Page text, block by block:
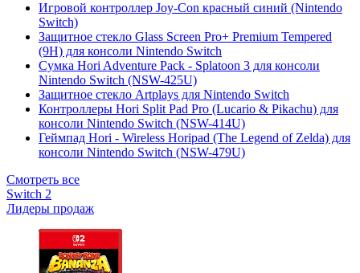
Игровой контроллер Joy-Con красный синий (Nintendo
Switch)
Защитное стекло Glass Screen Pro+ Premium Tempered
(9H) для консоли Nintendo Switch
Сумка Hori Adventure Pack - Splatoon 3 для консоли
Nintendo Switch (NSW-425U)
Защитное стекло Artplays для Nintendo Switch
Контроллеры Hori Split Pad Pro (Lucario & Pikachu) для
консоли Nintendo Switch (NSW-414U)
Геймпад Hori - Wireless Horipad (The Legend of Zelda) для
консоли Nintendo Switch (NSW-479U)
Смотреть все
Switch 2
Лидеры продаж